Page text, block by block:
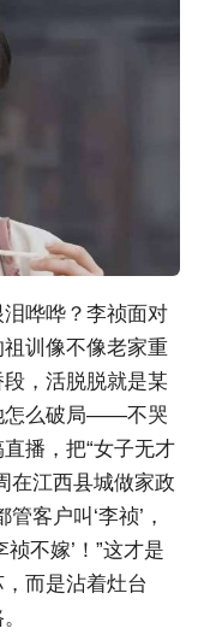
哗哗？李祯面对
训像不像老家重
，活脱脱就是某
怎么破局——不哭
播，把“女子无才
在江西县城做家政
客户叫‘李祯’，
不嫁’！”这才是
而是沾着灶台